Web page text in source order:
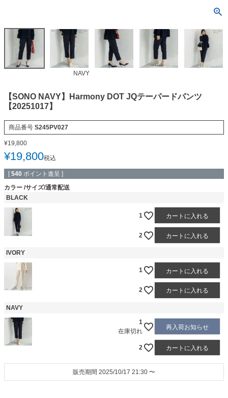
NAVY
【SONO NAVY】Harmony DOT JQテーパードパンツ
【20251017】
商品番号 S245PV027
¥19,800
¥19,800税込
[ 540 ポイント進呈 ]
カラー サイズ/通常配送
BLACK
1 カートに入れる
2 カートに入れる
IVORY
1 カートに入れる
2 カートに入れる
NAVY
1
在庫切れ
再入荷お知らせ
2 カートに入れる
販売期間 2025/10/17 21:30 〜